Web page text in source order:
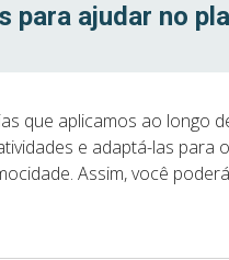
para ajudar no
que aplicamos ao
e adaptá-las
Assim, você